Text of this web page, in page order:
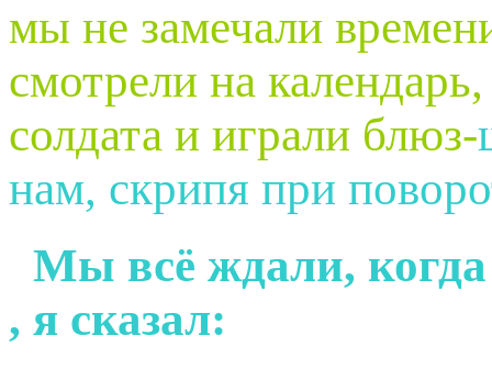
мы не замечали
смотрели на
солдата и играли блюз-
нам, скрипя при
Мы всё ждали,
, я сказал: